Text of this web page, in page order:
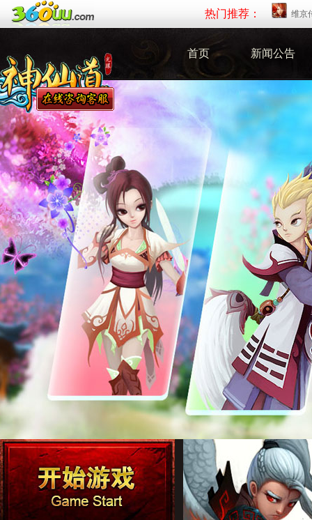
热门推荐： 维京
首页 新闻公告
神仙道1
神仙道1
神仙道2
神仙道2
神仙道3
神仙道3
神仙道4
神仙道4
神仙道5
神仙道5